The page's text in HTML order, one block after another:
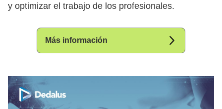
y optimizar el trabajo de los profesionales.
Más información